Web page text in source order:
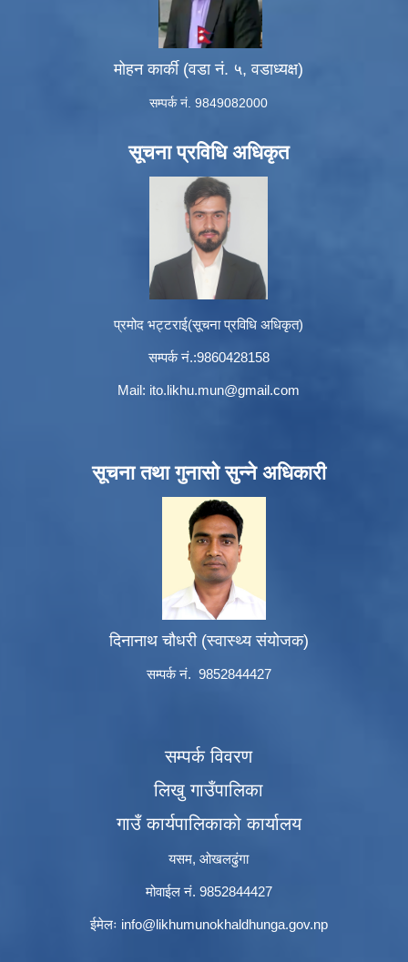
मोहन कार्की (वडा नं. ५, वडाध्यक्ष)
सम्पर्क नं. 9849082000
सूचना प्रविधि अधिकृत
प्रमोद भट्टराई(सूचना प्रविधि अधिकृत)
सम्पर्क नं.:9860428158
Mail: ito.likhu.mun@gmail.com
सूचना तथा गुनासो सुन्ने अधिकारी
दिनानाथ चौधरी (स्वास्थ्य संयोजक)
सम्पर्क नं. 9852844427
सम्पर्क विवरण
लिखु गाउँपालिका
गाउँ कार्यपालिकाको कार्यालय
यसम, ओखलढुंगा
मोवाईल नं. 9852844427
ईमेलः info@likhumunokhaldhunga.gov.np